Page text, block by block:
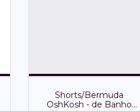
Shorts/Bermuda
OshKosh - de Banho